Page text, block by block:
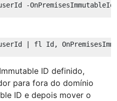
-
ID definido,
para fora do domínio
ID e depois mover o